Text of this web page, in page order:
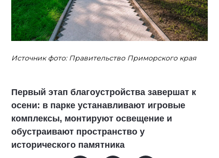
Источник фото: Правительство Приморского края
Первый этап благоустройства завершат к
осени: в парке устанавливают игровые
комплексы, монтируют освещение и
обустраивают пространство у
исторического памятника